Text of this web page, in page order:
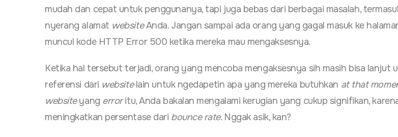
mudah dan cepat untuk penggunanya, tapi juga bebas dari berbagai masalah,
nyerang alamat websiteAnda. Jangan sampai ada orang yang gagal masuk ke
muncul kode HTTP Error 500 ketika mereka mau mengaksesnya.
Ketika hal tersebut terjadi, orang yang mencoba mengaksesnya sih masih bisa lanjut
referensi dari websitelain untuk ngedapetin apa yang mereka butuhkan at that
websiteyang erroritu, Anda bakalan mengalami kerugian yang cukup signifikan,
meningkatkan persentase dari bounce rate. Nggak asik, kan?